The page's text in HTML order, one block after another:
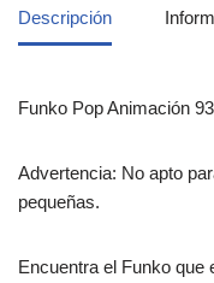
Descripción
Funko Pop Animación
Advertencia: No apto
pequeñas.
Encuentra el Funko